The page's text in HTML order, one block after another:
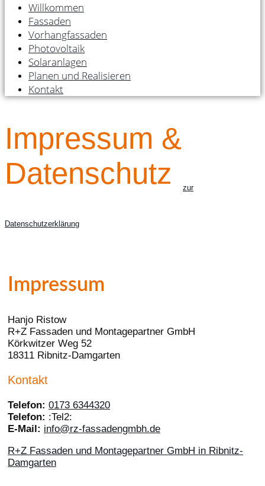
Willkommen
Fassaden
Vorhangfassaden
Photovoltaik
Solaranlagen
Planen und Realisieren
Kontakt
Impressum &
Datenschutz
zur
Datenschutzerklärung
Impressum
Hanjo Ristow
R+Z Fassaden und Montagepartner GmbH
Körkwitzer Weg 52
18311 Ribnitz-Damgarten
Kontakt
Telefon: 0173 6344320
Telefon: :Tel2:
E-Mail: info@rz-fassadengmbh.de
R+Z Fassaden und Montagepartner GmbH in Ribnitz-
Damgarten